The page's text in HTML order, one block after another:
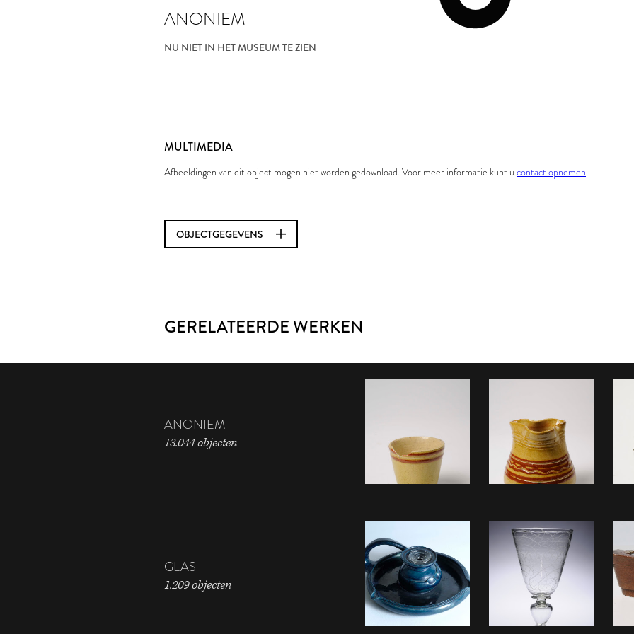
ANONIEM
NU NIET IN HET MUSEUM TE ZIEN
MULTIMEDIA
Afbeeldingen van dit object mogen niet worden gedownload. Voor meer informatie kunt u contact opnemen.
OBJECTGEGEVENS
GERELATEERDE WERKEN
ANONIEM
13.044 objecten
GLAS
1.209 objecten